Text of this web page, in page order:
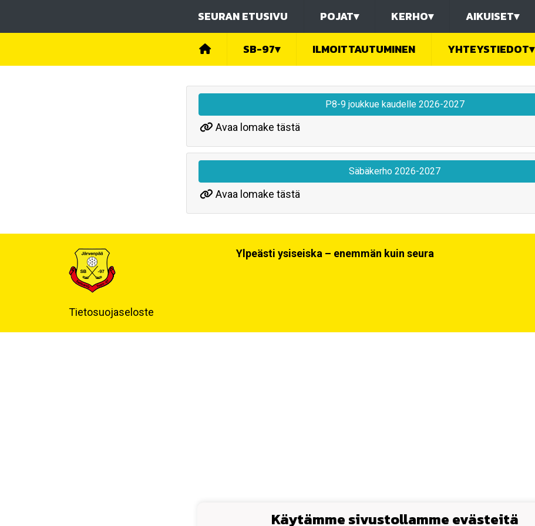
SEURAN ETUSIVU POJAT▾ KERHO▾ AIKUISET▾
SB-97▾ ILMOITTAUTUMINEN YHTEYSTIEDOT▾
P8-9 joukkue kaudelle 2026-2027
Avaa lomake tästä
Säbäkerho 2026-2027
Avaa lomake tästä
Tietosuojaseloste
Ylpeästi ysiseiska – enemmän kuin seura
Käytämme sivustollamme evästeitä